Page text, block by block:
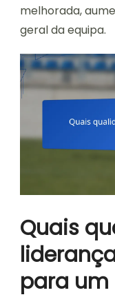
melhorada,
geral da equipa.
Quais
para um